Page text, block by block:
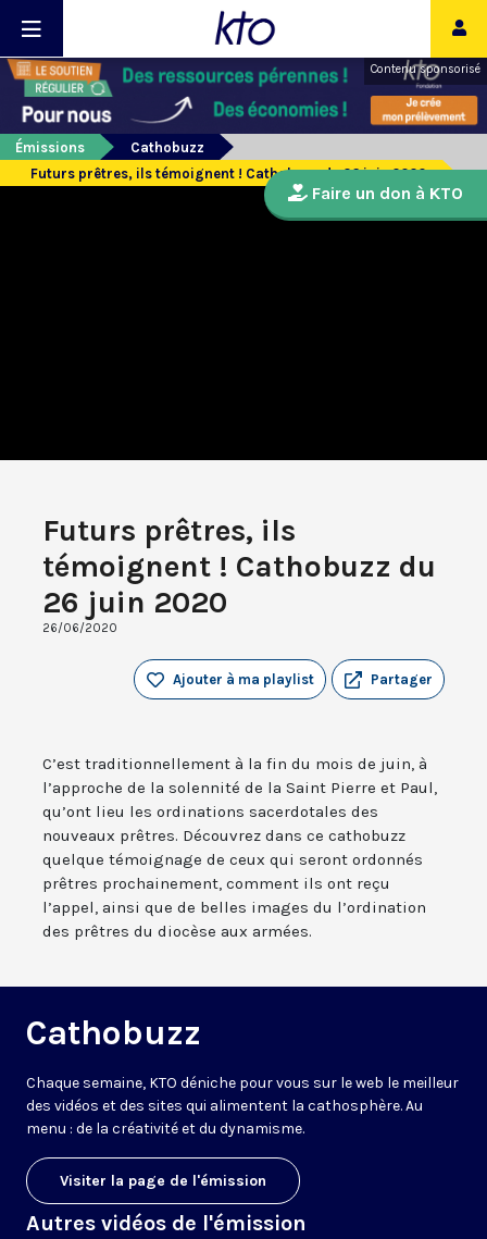
Contenu sponsorisé
Émissions
Cathobuzz
Futurs prêtres, ils témoignent ! Cathobuzz du 26 juin 2020
Futurs prêtres, ils
témoignent ! Cathobuzz du
26 juin 2020
26/06/2020
Partager
Ajouter à ma playlist
C’est traditionnellement à la fin du mois de juin, à
l’approche de la solennité de la Saint Pierre et Paul,
qu’ont lieu les ordinations sacerdotales des
nouveaux prêtres. Découvrez dans ce cathobuzz
quelque témoignage de ceux qui seront ordonnés
prêtres prochainement, comment ils ont reçu
l’appel, ainsi que de belles images du l’ordination
des prêtres du diocèse aux armées.
Cathobuzz
Chaque semaine, KTO déniche pour vous sur le web le meilleur
des vidéos et des sites qui alimentent la cathosphère. Au
menu : de la créativité et du dynamisme.
Visiter la page de l'émission
Autres vidéos de l'émission
Faire un don à KTO